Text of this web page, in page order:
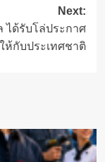
Next:
ได้รับโล่ประกาศ
กับประเทศชาติ